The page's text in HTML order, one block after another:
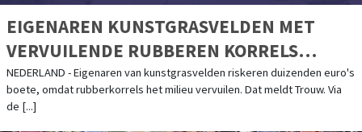
EIGENAREN KUNSTGRASVELDEN MET
VERVUILENDE RUBBEREN KORRELS
RISKEREN TORENHOGE BOETES
NEDERLAND - Eigenaren van kunstgrasvelden riskeren duizenden euro's
boete, omdat rubberkorrels het milieu vervuilen. Dat meldt Trouw. Via
de [...]